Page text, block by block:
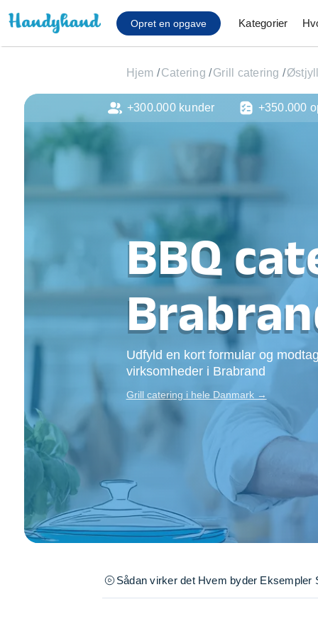
Opret en opgave Kategorier
Affaldsfjernelse
Afhentning af
Hårde hvidevare
Hjælp til mobil, pc,
Installation af
Møbelsamling og
Ophængning af
Opsætning af
Tunge løft
Se alle...
Hjem /Catering /Grill catering /
BBQ
Udfyld en kort formular og
virksomheder i Brabrand
Grill catering i hele Danmark →
+300.000 kunder +350.000
Sådan virker det Hvem byder Eksempler